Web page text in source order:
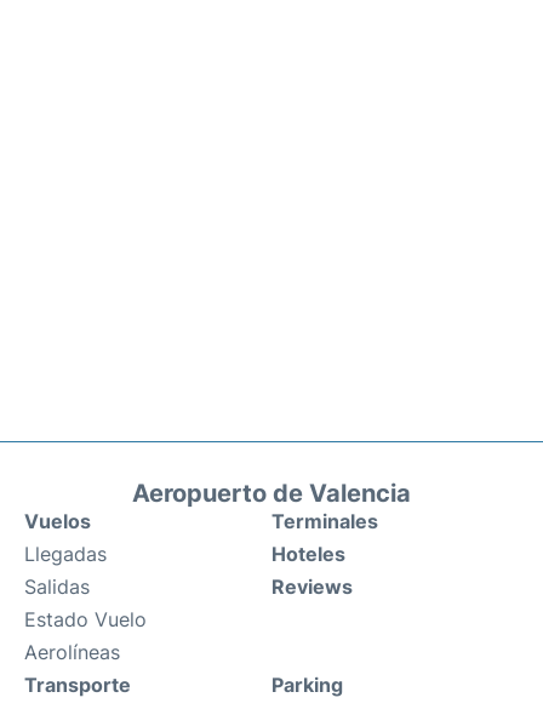
Aeropuerto de Valencia
Vuelos
Llegadas
Salidas
Estado Vuelo
Aerolíneas
Terminales
Hoteles
Reviews
Transporte
Parking